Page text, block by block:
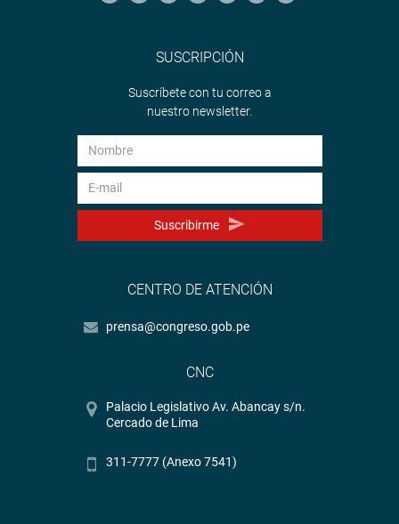
SUSCRIPCIÓN
Suscríbete con tu correo a
nuestro newsletter.
Suscribirme
CENTRO DE ATENCIÓN
prensa@congreso.gob.pe
CNC
Palacio Legislativo Av. Abancay s/n.
Cercado de Lima
311-7777 (Anexo 7541)